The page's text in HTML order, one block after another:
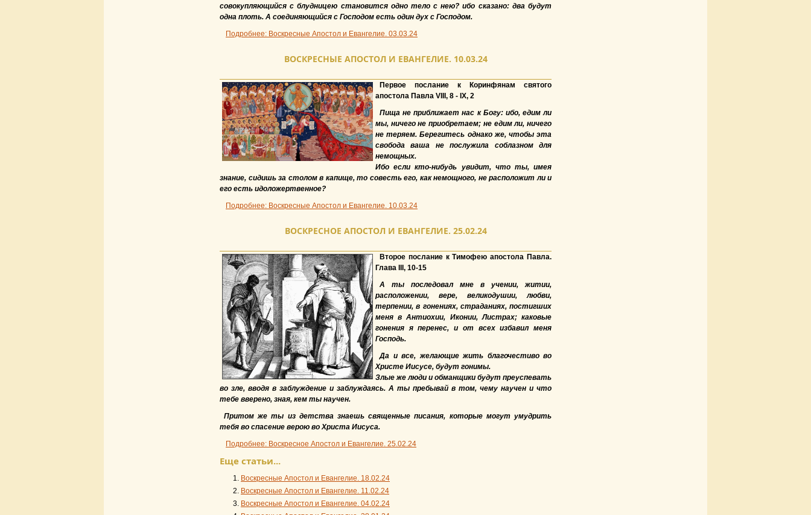
совокупляющийся с блудницею становится одно тело с нею? ибо сказано: два будут
одна плоть. А соединяющийся с Господом есть один дух с Господом.
Подробнее: Воскресные Апостол и Евангелие. 03.03.24
ВОСКРЕСНЫЕ АПОСТОЛ И ЕВАНГЕЛИЕ. 10.03.24
Первое послание к Коринфянам святого
апостола Павла VIII, 8 - IX, 2
Пища не приближает нас к Богу: ибо, едим ли
мы, ничего не приобретаем; не едим ли, ничего
не теряем. Берегитесь однако же, чтобы эта
свобода ваша не послужила соблазном для
немощных.
Ибо если кто-нибудь увидит, что ты, имея
знание, сидишь за столом в капище, то совесть его, как немощного, не расположит ли и
его есть идоложертвенное?
Подробнее: Воскресные Апостол и Евангелие. 10.03.24
ВОСКРЕСНОЕ АПОСТОЛ И ЕВАНГЕЛИЕ. 25.02.24
Второе послание к Тимофею апостола Павла.
Глава III, 10-15
А ты последовал мне в учении, житии,
расположении, вере, великодушии, любви,
терпении, в гонениях, страданиях, постигших
меня в Антиохии, Иконии, Листрах; каковые
гонения я перенес, и от всех избавил меня
Господь.
Да и все, желающие жить благочестиво во
Христе Иисусе, будут гонимы.
Злые же люди и обманщики будут преуспевать
во зле, вводя в заблуждение и заблуждаясь. А ты пребывай в том, чему научен и что
тебе вверено, зная, кем ты научен.
Притом же ты из детства знаешь священные писания, которые могут умудрить
тебя во спасение верою во Христа Иисуса.
Подробнее: Воскресное Апостол и Евангелие. 25.02.24
Еще статьи...
Воскресные Апостол и Евангелие. 18.02.24
Воскресные Апостол и Евангелие. 11.02.24
Воскресные Апостол и Евангелие. 04.02.24